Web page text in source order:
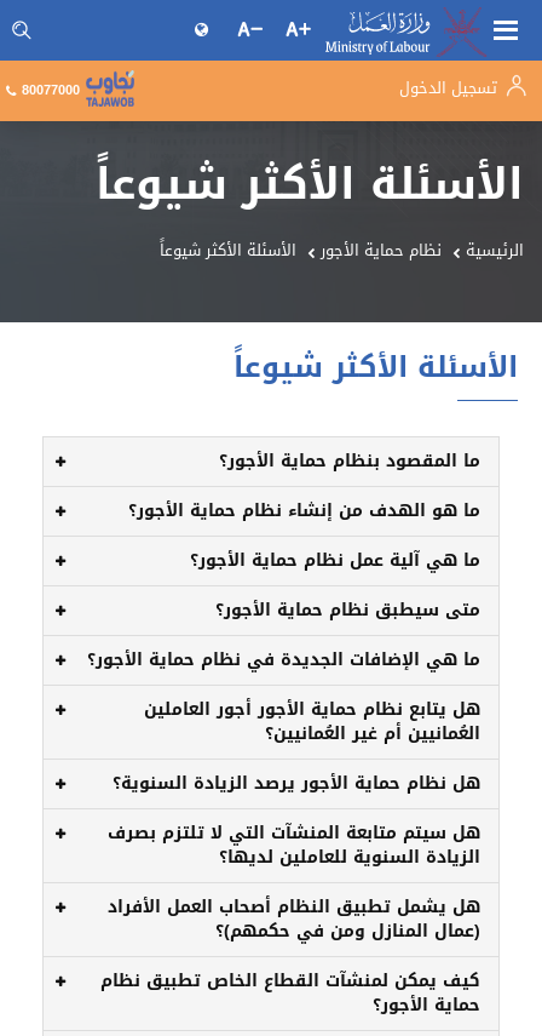
البحث فى موقع وزارة العمل تسجيل الدخول 80077000
الأسئلة الأكثر شيوعاً
الرئيسية نظام حماية الأجور الأسئلة الأكثر شيوعاً
الأسئلة الأكثر شيوعاً
ما المقصود بنظام حماية الأجور؟
ما هو الهدف من إنشاء نظام حماية الأجور؟
ما هي آلية عمل نظام حماية الأجور؟
متى سيطبق نظام حماية الأجور؟
ما هي الإضافات الجديدة في نظام حماية الأجور؟
هل يتابع نظام حماية الأجور أجور العاملين
العُمانيين أم غير العُمانيين؟
هل نظام حماية الأجور يرصد الزيادة السنوية؟
هل سيتم متابعة المنشآت التي لا تلتزم بصرف
الزيادة السنوية للعاملين لديها؟
هل يشمل تطبيق النظام أصحاب العمل الأفراد
(عمال المنازل ومن في حكمهم)؟
كيف يمكن لمنشآت القطاع الخاص تطبيق نظام
حماية الأجور؟